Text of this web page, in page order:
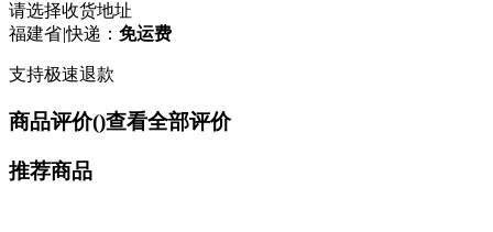
请选择收货地址
福建省|快递： 免运费
支持极速退款
商品评价()查看全部评价
推荐商品